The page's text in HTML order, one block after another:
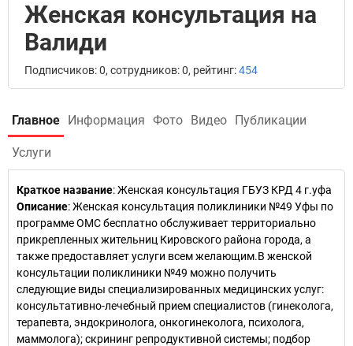
Женская консультация на
Валиди
Подписчиков: 0, сотрудников: 0, рейтинг:454
Главное Информация Фото Видео Публикации
Услуги
Краткое название:Женская консультация ГБУЗ КРД 4 г.уфа
Описание: Женская консультация поликлиники №49 Уфы по
программе ОМС бесплатно обслуживает территориально
прикрепленных жительниц Кировского района города, а
также предоставляет услуги всем желающим.В женской
консультации поликлиники №49 можно получить
следующие виды специализированных медицинских услуг:
консультативно-лечебный прием специалистов (гинеколога,
терапевта, эндокринолога, онкогинеколога, психолога,
маммолога); скрининг репродуктивной системы; подбор